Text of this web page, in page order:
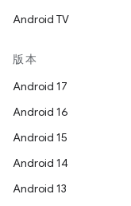
Android TV
版本
Android 17
Android 16
Android 15
Android 14
Android 13